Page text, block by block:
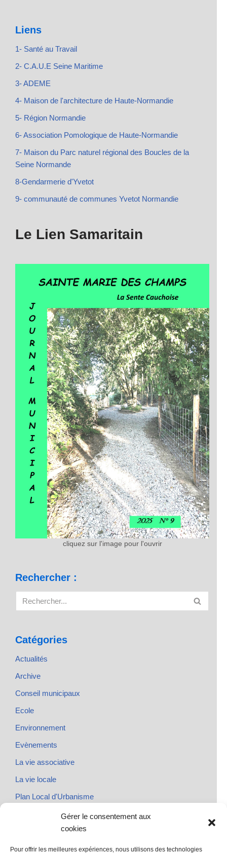
Gérer le consentement aux
cookies
Pour offrir les meilleures expériences, nous utilisons des technologies
Liens
1- Santé au Travail
2- C.A.U.E Seine Maritime
3- ADEME
4- Maison de l'architecture de Haute-Normandie
5- Région Normandie
6- Association Pomologique de Haute-Normandie
7- Maison du Parc naturel régional des Boucles de la
Seine Normande
8-Gendarmerie d'Yvetot
9- communauté de communes Yvetot Normandie
Le Lien Samaritain
cliquez sur l'image pour l'ouvrir
Rechercher :
Catégories
Actualités
Archive
Conseil municipaux
Ecole
Environnement
Evènements
La vie associative
La vie locale
Plan Local d'Urbanisme